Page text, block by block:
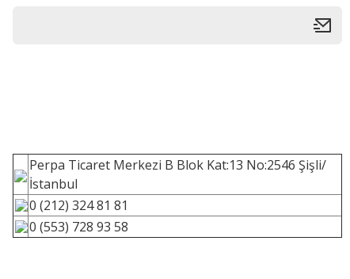
Perpa Ticaret Merkezi B Blok Kat:13 No:2546 Şişli/
İstanbul
0 (212) 324 81 81
0 (553) 728 93 58